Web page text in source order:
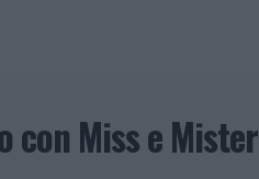
con Miss e Mister